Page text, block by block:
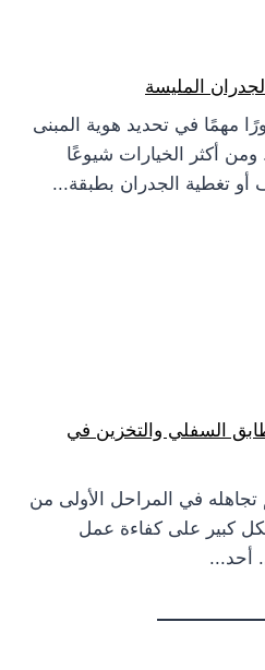
المليسة
مهمًا في تحديد هوية المبنى
أكثر الخيارات شيوعًا
تغطية الجدران بطبقة...
السفلي والتخزين في
تجاهله في المراحل الأولى من
كبير على كفاءة عمل
أحد...